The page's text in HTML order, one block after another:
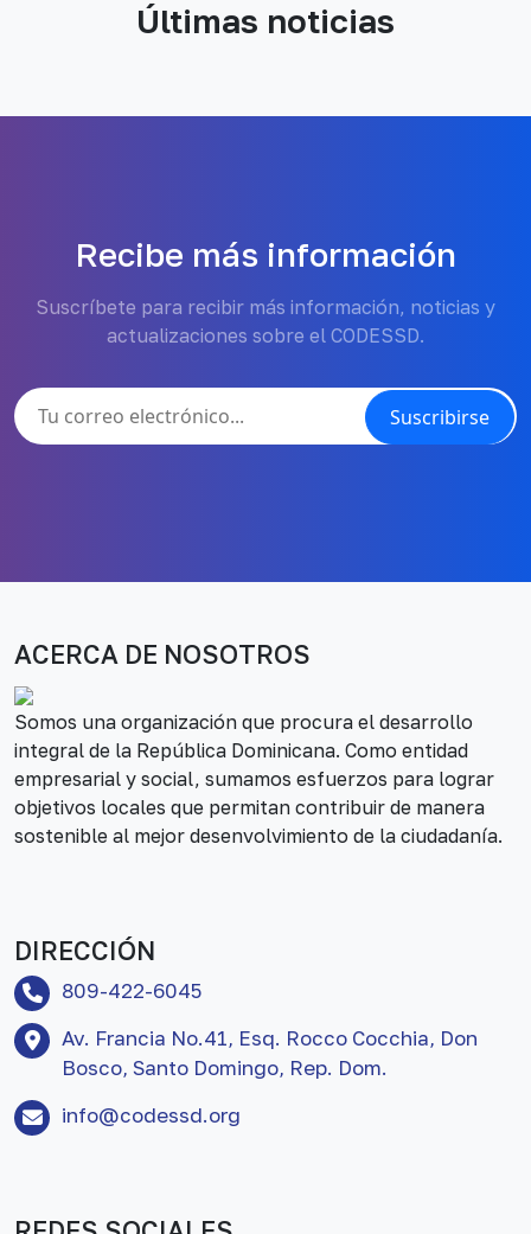
Últimas noticias
Recibe más información
Suscríbete para recibir más información, noticias y
actualizaciones sobre el CODESSD.
Suscribirse
ACERCA DE NOSOTROS
Somos una organización que procura el desarrollo
integral de la República Dominicana. Como entidad
empresarial y social, sumamos esfuerzos para lograr
objetivos locales que permitan contribuir de manera
sostenible al mejor desenvolvimiento de la ciudadanía.
DIRECCIÓN
809-422-6045
Av. Francia No.41, Esq. Rocco Cocchia, Don
Bosco, Santo Domingo, Rep. Dom.
info@codessd.org